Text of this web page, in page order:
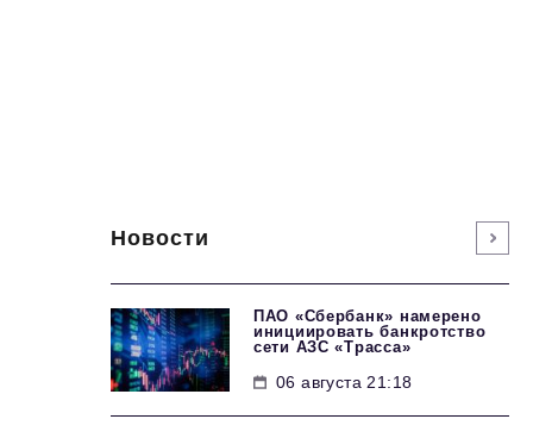
Новости
ПАО «Сбербанк» намерено
инициировать банкротство
сети АЗС «Трасса»
06 августа 21:18